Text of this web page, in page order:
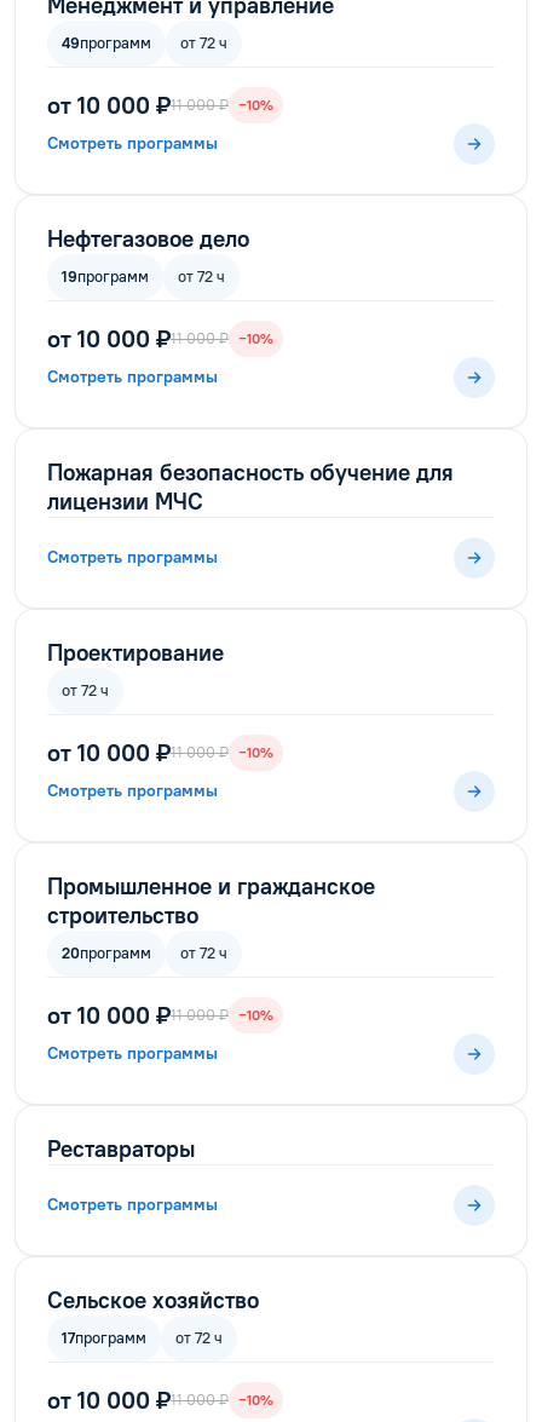
49программ от 72 ч
от 10 000 ₽11 000 ₽ −10%
Смотреть программы
Нефтегазовое дело
19программ от 72 ч
от 10 000 ₽11 000 ₽ −10%
Смотреть программы
Пожарная безопасность обучение для
лицензии МЧС
Смотреть программы
Проектирование
от 72 ч
от 10 000 ₽11 000 ₽ −10%
Смотреть программы
Промышленное и гражданское
строительство
20программ от 72 ч
от 10 000 ₽11 000 ₽ −10%
Смотреть программы
Реставраторы
Смотреть программы
Сельское хозяйство
17программ от 72 ч
от 10 000 ₽11 000 ₽ −10%